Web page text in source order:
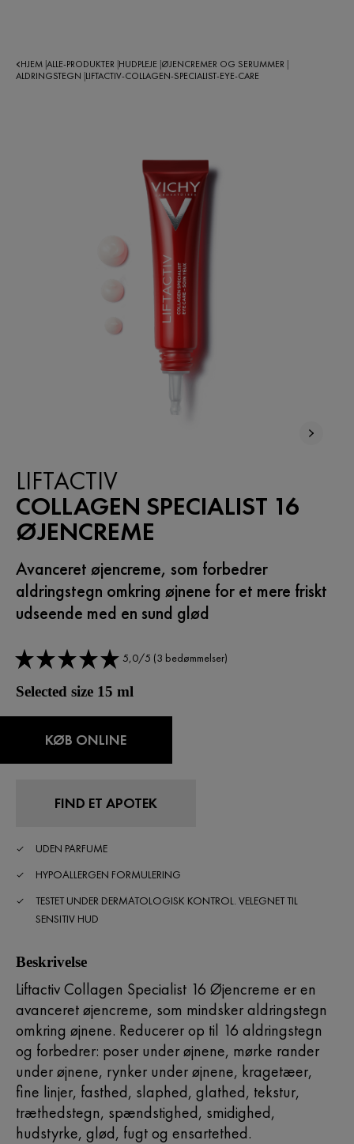
HJEM ALLE-PRODUKTER HUDPLEJE ØJENCREMER OG SERUMMER
ALDRINGSTEGN LIFTACTIV-COLLAGEN-SPECIALIST-EYE-CARE
LIFTACTIV
COLLAGEN SPECIALIST 16
ØJENCREME
Avanceret øjencreme, som forbedrer
aldringstegn omkring øjnene for et mere friskt
udseende med en sund glød
5,0/5 (3 bedømmelser)
Selected size 15 ml
KØB ONLINE
FIND ET APOTEK
UDEN PARFUME
HYPOALLERGEN FORMULERING
TESTET UNDER DERMATOLOGISK KONTROL. VELEGNET TIL
SENSITIV HUD
Beskrivelse
Liftactiv Collagen Specialist 16 Øjencreme er en
avanceret øjencreme, som mindsker aldringstegn
omkring øjnene. Reducerer op til 16 aldringstegn
og forbedrer: poser under øjnene, mørke rander
under øjnene, rynker under øjnene, kragetæer,
fine linjer, fasthed, slaphed, glathed, tekstur,
træthedstegn, spændstighed, smidighed,
hudstyrke, glød, fugt og ensartethed.